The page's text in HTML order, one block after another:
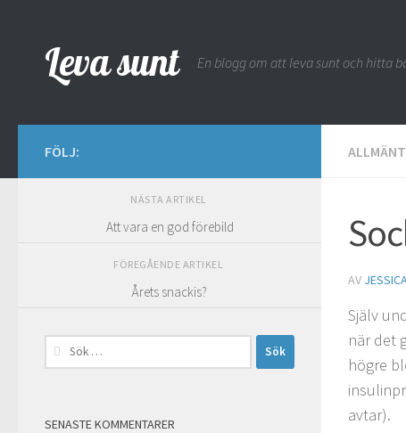
Leva sunt En blogg om att leva sunt och hitta
ALLMÄNT
AV
Själv
när det
högre
avtar).
FÖLJ:
NÄSTA ARTIKEL
Att vara en god förebild
FÖREGÅENDE ARTIKEL
Årets snackis?
Sök
efter:
SENASTE KOMMENTARER